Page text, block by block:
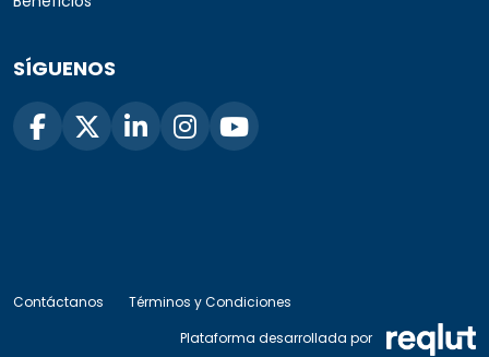
SÍGUENOS
Contáctanos
Términos y Condiciones
Plataforma desarrollada por